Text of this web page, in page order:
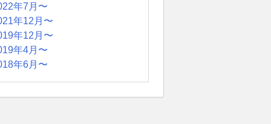
年7月〜
年12月〜
年12月〜
年4月〜
年6月〜